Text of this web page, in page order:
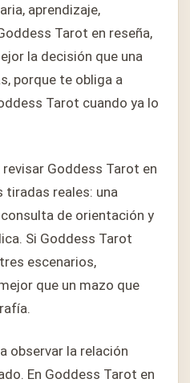
aprendizaje,
Tarot en reseña,
la decisión que una
porque te obliga a
Tarot cuando ya lo
Goddess Tarot en
tiradas reales: una
de orientación y
Si Goddess Tarot
escenarios,
que un mazo que
observar la relación
En Goddess Tarot en